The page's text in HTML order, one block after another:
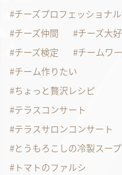
チーズプロフェッショナ
チーズ仲間
チーズ大
チーズ検定
チームワ
チーム作りたい
ちょっと贅沢レシピ
テラスコンサート
テラスサロンコンサート
とうもろこしの冷製スープ
トマトのファルシ